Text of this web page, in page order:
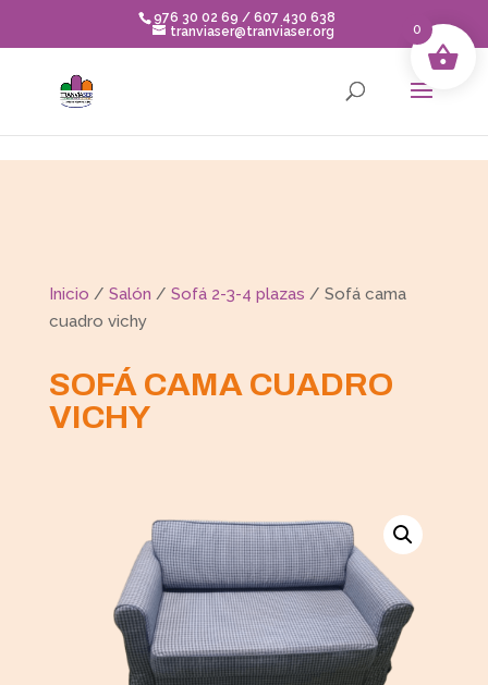
976 30 02 69 / 607 430 638
tranviaser@tranviaser.org
Inicio / Salón / Sofá 2-3-4 plazas / Sofá cama
cuadro vichy
SOFÁ CAMA CUADRO
VICHY
0